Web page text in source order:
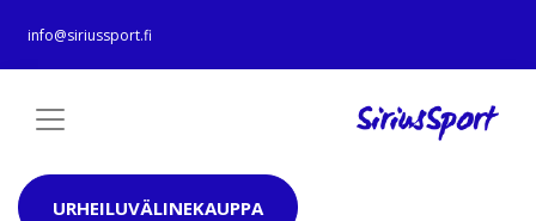
info@siriussport.fi
URHEILUVÄLINEKAUPPA